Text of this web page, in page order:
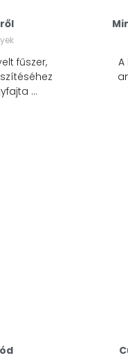
fűszer,
…
A